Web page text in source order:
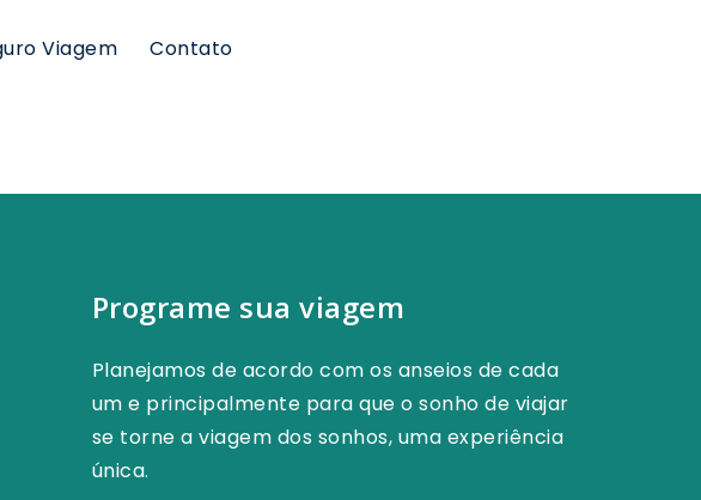
Viagem Contato
Programe sua viagem
Planejamos de acordo com os anseios de cada
um e principalmente para que o sonho de viajar
se torne a viagem dos sonhos, uma experiência
única.